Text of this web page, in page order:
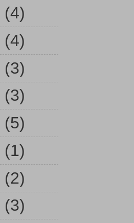
(4)
(4)
(3)
(3)
(5)
(1)
(2)
(3)